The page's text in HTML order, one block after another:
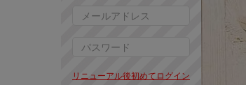
リニューアル後初めてログイン